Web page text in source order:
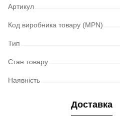
Артикул
Код виробника товару (MPN)
Тип
Стан товару
Наявність
Доставка